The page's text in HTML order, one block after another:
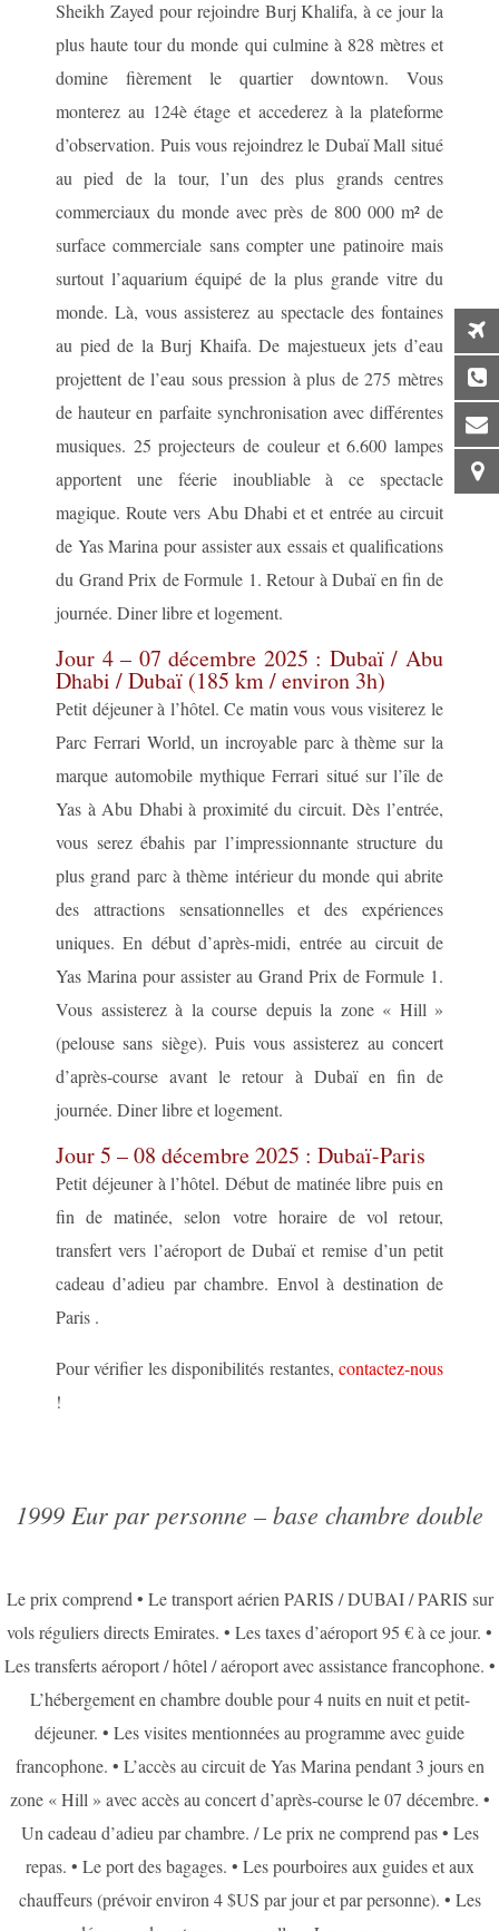
Sheikh Zayed pour rejoindre Burj Khalifa, à ce jour la
plus haute tour du monde qui culmine à 828 mètres et
domine fièrement le quartier downtown. Vous
monterez au 124è étage et accederez à la plateforme
d’observation. Puis vous rejoindrez le Dubaï Mall situé
au pied de la tour, l’un des plus grands centres
commerciaux du monde avec près de 800 000 m² de
surface commerciale sans compter une patinoire mais
surtout l’aquarium équipé de la plus grande vitre du
monde. Là, vous assisterez au spectacle des fontaines
au pied de la Burj Khaifa. De majestueux jets d’eau
projettent de l’eau sous pression à plus de 275 mètres
de hauteur en parfaite synchronisation avec différentes
musiques. 25 projecteurs de couleur et 6.600 lampes
apportent une féerie inoubliable à ce spectacle
magique. Route vers Abu Dhabi et et entrée au circuit
de Yas Marina pour assister aux essais et qualifications
du Grand Prix de Formule 1. Retour à Dubaï en fin de
journée. Diner libre et logement.
Jour 4 – 07 décembre 2025 : Dubaï / Abu
Dhabi / Dubaï (185 km / environ 3h)
Petit déjeuner à l’hôtel. Ce matin vous vous visiterez le
Parc Ferrari World, un incroyable parc à thème sur la
marque automobile mythique Ferrari situé sur l’île de
Yas à Abu Dhabi à proximité du circuit. Dès l’entrée,
vous serez ébahis par l’impressionnante structure du
plus grand parc à thème intérieur du monde qui abrite
des attractions sensationnelles et des expériences
uniques. En début d’après-midi, entrée au circuit de
Yas Marina pour assister au Grand Prix de Formule 1.
Vous assisterez à la course depuis la zone « Hill »
(pelouse sans siège). Puis vous assisterez au concert
d’après-course avant le retour à Dubaï en fin de
journée. Diner libre et logement.
Jour 5 – 08 décembre 2025 : Dubaï-Paris
Petit déjeuner à l’hôtel. Début de matinée libre puis en
fin de matinée, selon votre horaire de vol retour,
transfert vers l’aéroport de Dubaï et remise d’un petit
cadeau d’adieu par chambre. Envol à destination de
Paris .
Pour vérifier les disponibilités restantes, contactez-nous
!
1999 Eur par personne – base chambre double
Le prix comprend • Le transport aérien PARIS / DUBAI / PARIS sur
vols réguliers directs Emirates. • Les taxes d’aéroport 95 € à ce jour. •
Les transferts aéroport / hôtel / aéroport avec assistance francophone. •
L’hébergement en chambre double pour 4 nuits en nuit et petit-
déjeuner. • Les visites mentionnées au programme avec guide
francophone. • L’accès au circuit de Yas Marina pendant 3 jours en
zone « Hill » avec accès au concert d’après-course le 07 décembre. •
Un cadeau d’adieu par chambre. / Le prix ne comprend pas • Les
repas. • Le port des bagages. • Les pourboires aux guides et aux
chauffeurs (prévoir environ 4 $US par jour et par personne). • Les